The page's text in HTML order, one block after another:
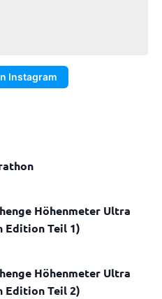
Instagram
Höhenmeter Ultra
Edition Teil 1)
Höhenmeter Ultra
Edition Teil 2)